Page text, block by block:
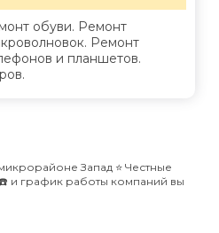
обуви. Ремонт
Ремонт
и планшетов.
Запад ⭐️ Честные
и график работы компаний вы